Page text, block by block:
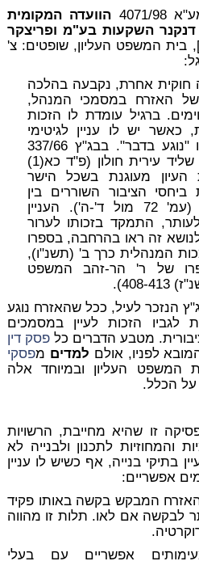
98
הוועדה המקומית
דנקנר השקעות בע"מ ופריצקר
00 (4) 770], בית המשפט העליון, שופטים: צ'
חוקית אחרת, נקבעה בהלכה
של האזרח במסמכי המנהל,
ברגיל עומדת לו הזכות
כאשר יש לו עניין לגיטימי
בנושא, בבחינת היותו "נוגע בדבר". בבג"ץ 337/66
פיטל נ' ועדת השומה שליד עירית חולון (פ"ד כא(1)
העיון מעוגנת בשכל הישר
ביחסי הציבור השוררים בין
השלטון לבין האזרח (עמ' 72 מול ד'-ה'). העניין
התמקד בזכותו לערור
זה ראו בהרחבה, בספרו
המנהלית כרך ב' (תשנ"ו),
של ר' הר-זהב המשפט
413).
הנזכר לעיל, ככל שהאזרח נוגע
לגביו הזכות לעיין במסמכים
מטבע הדברים כלפסק דין
לפניו, אולם למדים מפסקי
המשפט העליון ובמיוחד אלה
הכלל.
זו שהיא מחייבת, הרשויות
והמחוזיות לתכנון ולבנייה לא
בתיקי בנייה, אף כשיש לו עניין
אפשריים:
המבקש בקשה באותו פקיד
לבקשה אם לאו. תלות זו מהווה
אפשריים עם בעלי